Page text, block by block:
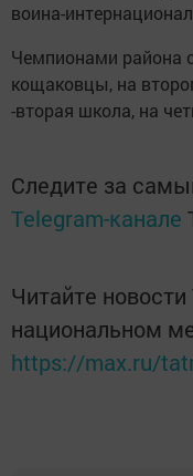
воина-
Чемпионами района
кощаковцы, на
-вторая школа, на
Следите за
Telegram-канале
Читайте новости
национальном
https://max.ru/